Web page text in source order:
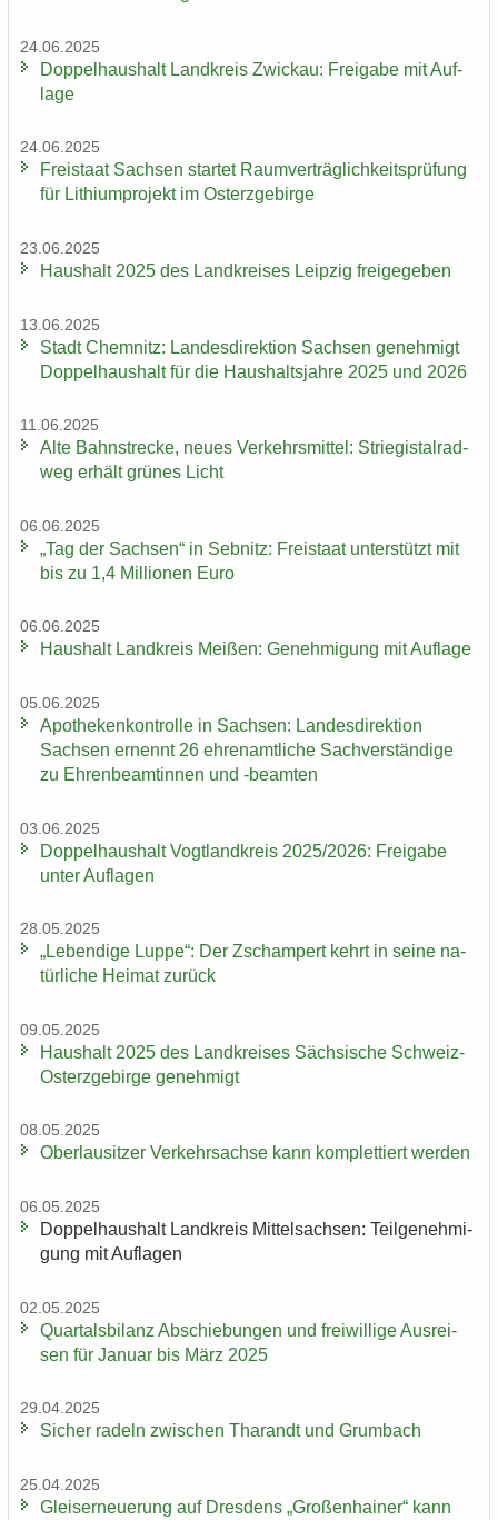
24.06.2025
Dop­pel­haus­halt Land­kreis Zwi­ckau: Frei­ga­be mit Auf­
la­ge
24.06.2025
Frei­staat Sach­sen star­tet Ra­um­ver­träg­lich­keits­prü­fung
für Li­thi­um­pro­jekt im Ost­erz­ge­bir­ge
23.06.2025
Haus­halt 2025 des Land­krei­ses Leip­zig frei­ge­ge­ben
13.06.2025
Stadt Chem­nitz: Lan­des­di­rek­ti­on Sach­sen ge­neh­migt
Dop­pel­haus­halt für die Haus­halts­jah­re 2025 und 2026
11.06.2025
Alte Bahn­stre­cke, neues Ver­kehrs­mit­tel: Strie­gi­st­al­rad­
weg er­hält grü­nes Licht
06.06.2025
„Tag der Sach­sen“ in Seb­nitz: Frei­staat un­ter­stützt mit
bis zu 1,4 Mil­lio­nen Euro
06.06.2025
Haus­halt Land­kreis Mei­ßen: Ge­neh­mi­gung mit Auf­la­ge
05.06.2025
Apo­the­ken­kon­trol­le in Sach­sen: Lan­des­di­rek­ti­on
Sach­sen er­nennt 26 eh­ren­amt­li­che Sach­ver­stän­di­ge
zu Eh­ren­be­am­tin­nen und -​beamten
03.06.2025
Dop­pel­haus­halt Vogt­land­kreis 2025/2026: Frei­ga­be
unter Auf­la­gen
28.05.2025
„Le­ben­di­ge Luppe“: Der Zscham­pert kehrt in seine na­
tür­li­che Hei­mat zu­rück
09.05.2025
Haus­halt 2025 des Land­krei­ses Säch­si­sche Schweiz-​
Osterzgebirge ge­neh­migt
08.05.2025
Ober­lau­sit­zer Ver­kehrs­ach­se kann kom­plet­tiert wer­den
06.05.2025
Dop­pel­haus­halt Land­kreis Mit­tel­sach­sen: Teil­ge­neh­mi­
gung mit Auf­la­gen
02.05.2025
Quar­tals­bi­lanz Ab­schie­bun­gen und frei­wil­li­ge Aus­rei­
sen für Ja­nu­ar bis März 2025
29.04.2025
Si­cher ra­deln zwi­schen Tha­randt und Grum­bach
25.04.2025
Gleis­er­neue­rung auf Dres­dens „Gro­ßen­hai­ner“ kann